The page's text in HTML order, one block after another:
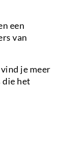
een
van
je meer
het